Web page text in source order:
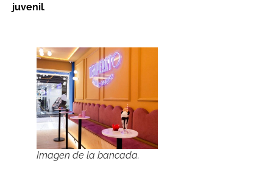
juvenil.
Imagen de la bancada.